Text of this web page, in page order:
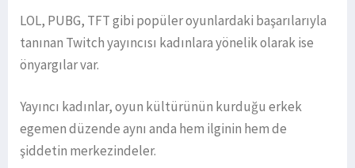
LOL, PUBG, TFT gibi popüler oyunlardaki başarılarıyla
tanınan Twitch yayıncısı kadınlara yönelik olarak ise
önyargılar var.
Yayıncı kadınlar, oyun kültürünün kurduğu erkek
egemen düzende aynı anda hem ilginin hem de
şiddetin merkezindeler.